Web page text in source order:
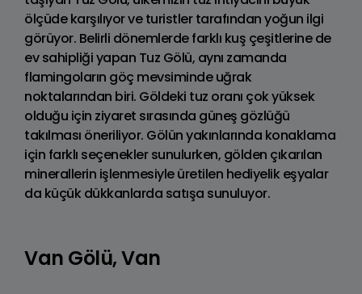
ölçüde karşılıyor ve turistler tarafından yoğun ilgi
görüyor. Belirli dönemlerde farklı kuş çeşitlerine de
ev sahipliği yapan Tuz Gölü, aynı zamanda
flamingoların göç mevsiminde uğrak
noktalarından biri. Göldeki tuz oranı çok yüksek
olduğu için ziyaret sırasında güneş gözlüğü
takılması öneriliyor. Gölün yakınlarında konaklama
için farklı seçenekler sunulurken, gölden çıkarılan
minerallerin işlenmesiyle üretilen hediyelik eşyalar
da küçük dükkanlarda satışa sunuluyor.
Van Gölü, Van